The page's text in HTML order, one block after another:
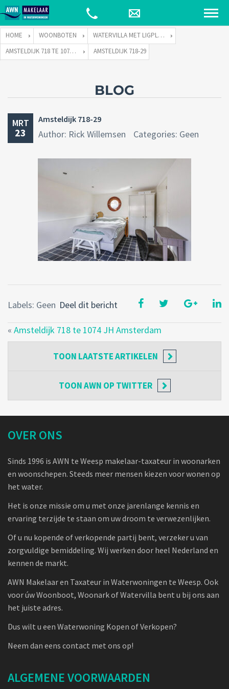
HOME WOONBOTEN
WATERVILLA MET LIGPLAATS
AMSTELDIJK 718 TE 1074 JH AMSTERDAM
AMSTELDIJK 718-29
BLOG
MRT
23
Amsteldijk 718-29
Author: Rick Willemsen Categories: Geen
Deel dit bericht
Labels: Geen
« Amsteldijk 718 te 1074 JH Amsterdam
TOON LAATSTE ARTIKELEN
TOONAWN OP TWITTER
OVER ONS
Sinds 1996 is AWN te Weesp makelaar-taxateur in woonarken
en woonschepen. Steeds meer mensen kiezen voor wonen op
het water.
Het is onze missie om u met onze jarenlange kennis en
ervaring terzijde te staan om uw droom te verwezenlijken.
Of u nu kopende of verkopende partij bent, verzeker u van
zorgvuldige bemiddeling. Wij werken door heel Nederland en
kennen de markt.
AWN Makelaar en Taxateur in Waterwoningen te Weesp. Ook
voor úw Woonboot, Woonark of Watervilla bent u bij ons aan
het juiste adres.
Dus wilt u een Waterwoning Kopen of Verkopen?
Neem dan eens contact met ons op!
ALGEMENE VOORWAARDEN